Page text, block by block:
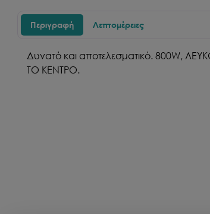
Περιγραφή Λεπτομέρειες
Δυνατό και αποτελεσματικό. 800W,
ΤΟ ΚΕΝΤΡΟ.